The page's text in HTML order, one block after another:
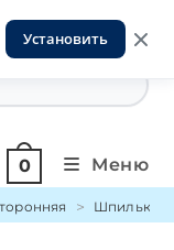
Установить
0 Меню
Шпилька